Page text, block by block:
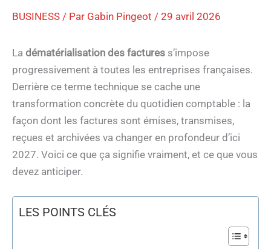
BUSINESS / Par Gabin Pingeot / 29 avril 2026
La dématérialisation des factures s’impose
progressivement à toutes les entreprises françaises.
Derrière ce terme technique se cache une
transformation concrète du quotidien comptable : la
façon dont les factures sont émises, transmises,
reçues et archivées va changer en profondeur d’ici
2027. Voici ce que ça signifie vraiment, et ce que vous
devez anticiper.
LES POINTS CLÉS